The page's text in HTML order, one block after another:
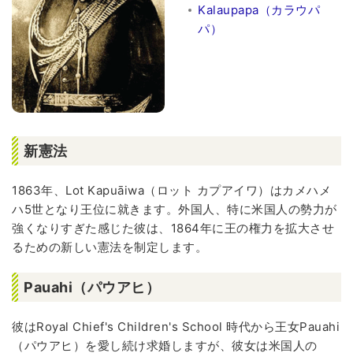
Kalaupapa（カラウパ
パ）
新憲法
1863年、Lot Kapuāiwa（ロット カプアイワ）はカメハメ
ハ5世となり王位に就きます。外国人、特に米国人の勢力が
強くなりすぎた感じた彼は、1864年に王の権力を拡大させ
るための新しい憲法を制定します。
Pauahi（パウアヒ）
彼はRoyal Chief's Children's School 時代から王女Pauahi
（パウアヒ）を愛し続け求婚しますが、彼女は米国人の